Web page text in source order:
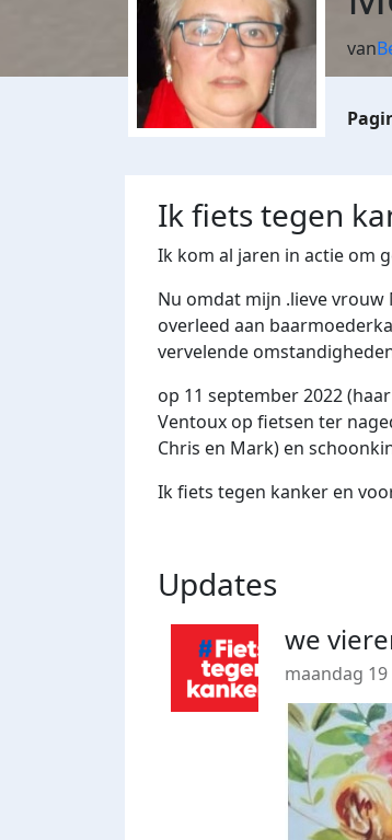
van
Ik fiets tegen
Ik kom al jaren in actie om
Nu omdat mijn .lieve
overleed aan
vervelende
op 11 september 2022
Ventoux op fietsen ter
Chris en Mark) en
Ik fiets tegen kanker en
Updates
we
maandag